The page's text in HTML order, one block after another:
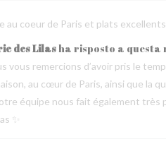
au coeur de Paris et plats
des Lilasha risposto a questa
vous remercions d’avoir pris le
au cœur de Paris, ainsi que la
équipe nous fait également très
✨